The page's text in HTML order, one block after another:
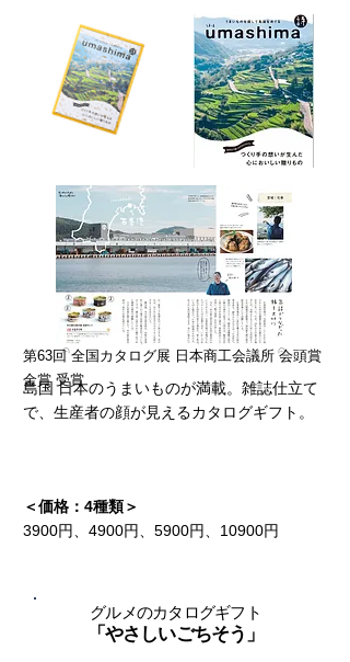
島国 日本のうまいものが満載。雑誌仕立て
で、生産者の顔が見えるカタログギフト。
第63回 全国カタログ展 日本商工会議所 会頭賞
金賞 受賞
＜価格：4種類＞
​3900円、4900円、5900円、10900円
グルメのカタログギフト
​「やさしいごちそう」